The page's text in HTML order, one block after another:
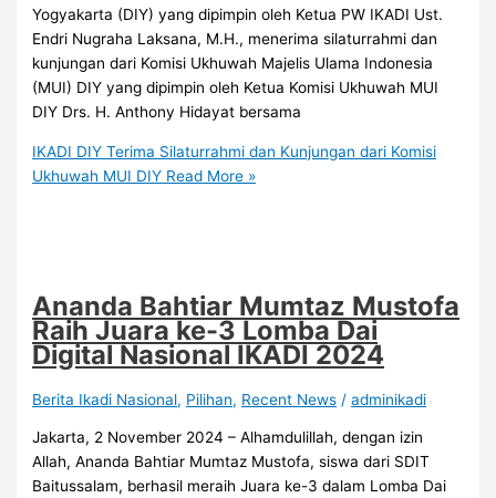
Yogyakarta (DIY) yang dipimpin oleh Ketua PW IKADI Ust.
Endri Nugraha Laksana, M.H., menerima silaturrahmi dan
kunjungan dari Komisi Ukhuwah Majelis Ulama Indonesia
(MUI) DIY yang dipimpin oleh Ketua Komisi Ukhuwah MUI
DIY Drs. H. Anthony Hidayat bersama
IKADI DIY Terima Silaturrahmi dan Kunjungan dari Komisi
Ukhuwah MUI DIY Read More »
Ananda Bahtiar Mumtaz Mustofa
Raih Juara ke-3 Lomba Dai
Digital Nasional IKADI 2024
Berita Ikadi Nasional, Pilihan, Recent News /adminikadi
Jakarta, 2 November 2024 – Alhamdulillah, dengan izin
Allah, Ananda Bahtiar Mumtaz Mustofa, siswa dari SDIT
Baitussalam, berhasil meraih Juara ke-3 dalam Lomba Dai